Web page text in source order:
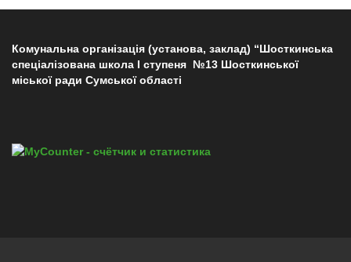
Комунальна організація (установа, заклад) “Шосткинська
спеціалізована школа І ступеня №13 Шосткинської
міської ради Сумської області